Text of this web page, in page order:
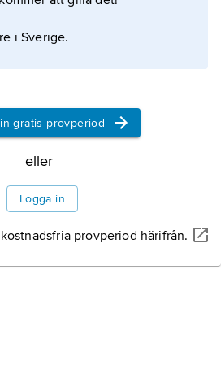
om artikeln
i Sverige.
gratis provperiod
eller
Logga in
provperiod härifrån.